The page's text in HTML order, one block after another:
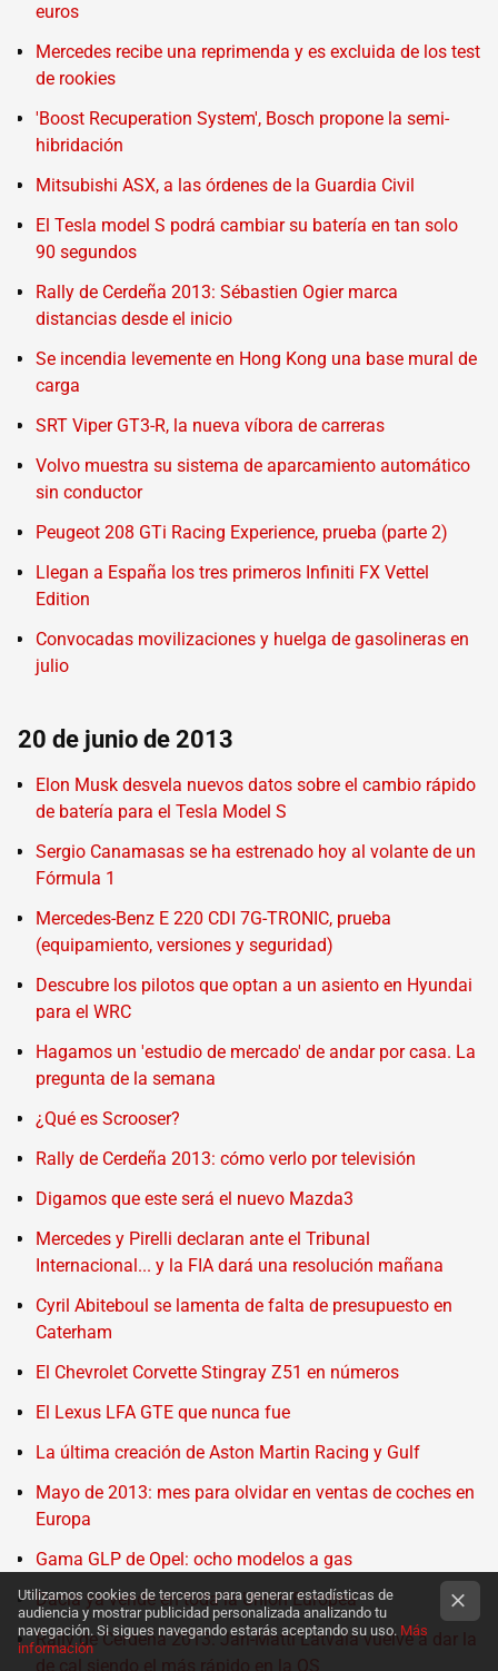
euros
Mercedes recibe una reprimenda y es excluida de los test
de rookies
'Boost Recuperation System', Bosch propone la semi-
hibridación
Mitsubishi ASX, a las órdenes de la Guardia Civil
El Tesla model S podrá cambiar su batería en tan solo
90 segundos
Rally de Cerdeña 2013: Sébastien Ogier marca
distancias desde el inicio
Se incendia levemente en Hong Kong una base mural de
carga
SRT Viper GT3-R, la nueva víbora de carreras
Volvo muestra su sistema de aparcamiento automático
sin conductor
Peugeot 208 GTi Racing Experience, prueba (parte 2)
Llegan a España los tres primeros Infiniti FX Vettel
Edition
Convocadas movilizaciones y huelga de gasolineras en
julio
20 de junio de 2013
Elon Musk desvela nuevos datos sobre el cambio rápido
de batería para el Tesla Model S
Sergio Canamasas se ha estrenado hoy al volante de un
Fórmula 1
Mercedes-Benz E 220 CDI 7G-TRONIC, prueba
(equipamiento, versiones y seguridad)
Descubre los pilotos que optan a un asiento en Hyundai
para el WRC
Hagamos un 'estudio de mercado' de andar por casa. La
pregunta de la semana
¿Qué es Scrooser?
Rally de Cerdeña 2013: cómo verlo por televisión
Digamos que este será el nuevo Mazda3
Mercedes y Pirelli declaran ante el Tribunal
Internacional... y la FIA dará una resolución mañana
Cyril Abiteboul se lamenta de falta de presupuesto en
Caterham
El Chevrolet Corvette Stingray Z51 en números
El Lexus LFA GTE que nunca fue
La última creación de Aston Martin Racing y Gulf
Mayo de 2013: mes para olvidar en ventas de coches en
Europa
Gama GLP de Opel: ocho modelos a gas
Dacia ya vende en toda la Unión Europea
Rally de Cerdeña 2013: Jari-Matti Latvala vuelve a dar la
de cal siendo el más rápido en la QS
Utilizamos cookies de terceros para generar estadísticas de
audiencia y mostrar publicidad personalizada analizando tu
navegación. Si sigues navegando estarás aceptando su uso. Más
información